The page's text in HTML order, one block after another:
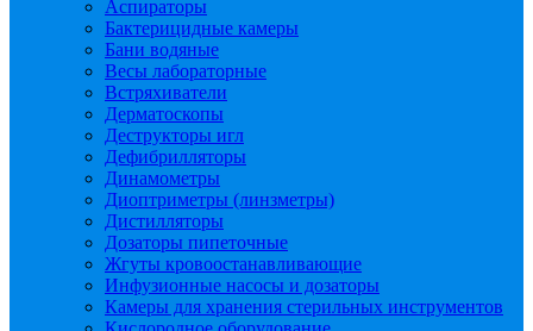
Аспираторы
Бактерицидные камеры
Бани водяные
Весы лабораторные
Встряхиватели
Дерматоскопы
Деструкторы игл
Дефибрилляторы
Динамометры
Диоптриметры (линзметры)
Дистилляторы
Дозаторы пипеточные
Жгуты кровоостанавливающие
Инфузионные насосы и дозаторы
Камеры для хранения стерильных инструментов